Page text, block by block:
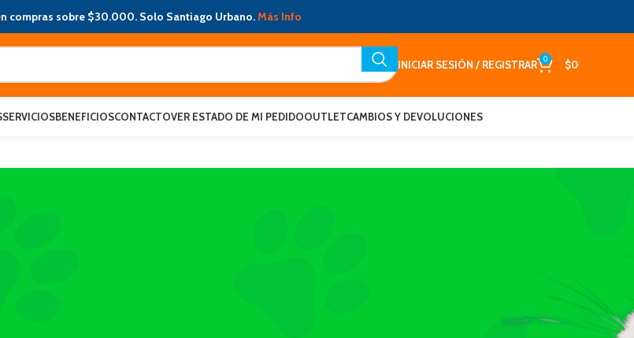
compras sobre $30.000. Solo Santiago Urbano.Más Info
INICIAR SESIÓN / REGISTRAR 0 $0
SERVICIOSBENEFICIOSCONTACTOVER ESTADO DE MI PEDIDOOUTLETCAMBIOS Y DEVOLUCIONES